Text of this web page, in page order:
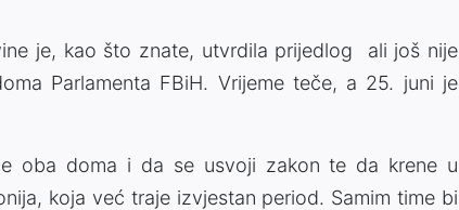
je, kao što znate, utvrdila prijedlog ali još nije
Parlamenta FBiH. Vrijeme teče, a 25. juni je
oba doma i da se usvoji zakon te da krene u
koja već traje izvjestan period. Samim time bi